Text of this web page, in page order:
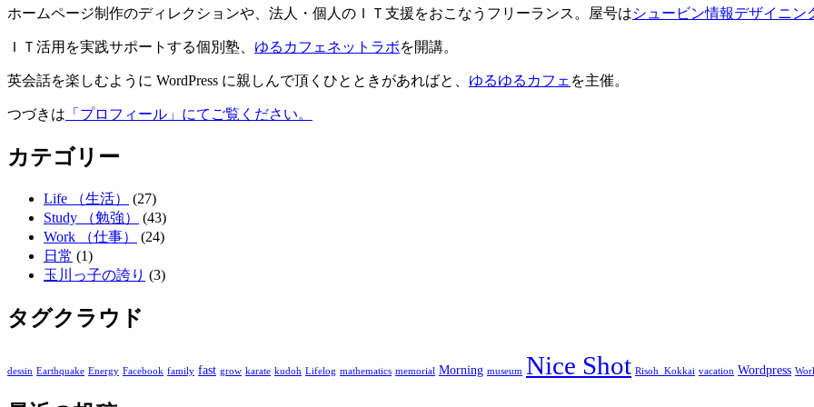
ホームページ制作のディレクションや、法人・個人のＩＴ支援をおこなうフリーランス。屋号はシュービン情報デザイニン
ＩＴ活用を実践サポートする個別塾、 ゆるカフェネットラボを開講。
英会話を楽しむように WordPress に親しんで頂くひとときがあればと、 ゆるゆるカフェ を主催。
つづきは 「プロフィール」にてご覧ください。
カテゴリー
Life （生活）
(27)
Study （勉強）
(43)
Work （仕事）
(24)
日常 (1)
玉川っ子の誇り (3)
タグクラウド
dessin Earthquake Energy Facebook family fast grow karate kudoh Lifelog mathematics memorial Morning museum Nice Shot Risoh_Kokkai vacation Wordpress